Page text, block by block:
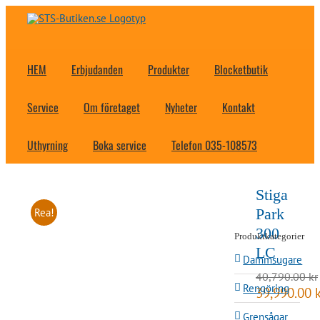
Fortsätt
HEM Erbjudanden Produkter Blocketbutik
Service Om företaget Nyheter Kontakt
Uthyrning Boka service Telefon 035-108573
Rea!
Stiga
Park
300
LC
40,790.00kr
Det
ursprungliga
39,990.00
Produktkategorier
Dammsugare
Rengöring
Grensågar